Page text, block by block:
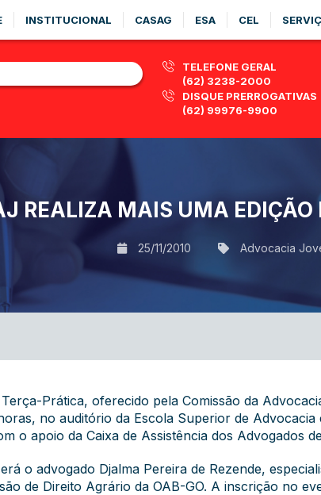
INSTITUCIONAL CASAG ESA CEL
TELEFONE GERAL
(62) 3238-2000
DISQUE PRERROGATIVAS
(62) 99976-9900
REALIZA MAIS UMA EDIÇÃO
25/11/2010 Advocacia
Prática, oferecido pela Comissão da
no auditório da Escola Superior de
o apoio da Caixa de Assistência dos Advogados
o advogado Djalma Pereira de Rezende,
de Direito Agrário da OAB-GO. A inscrição no